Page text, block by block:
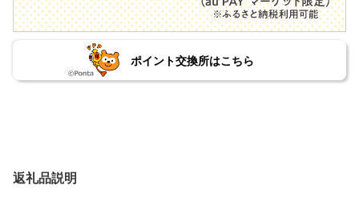
ポイント交換所はこちら
返礼品説明